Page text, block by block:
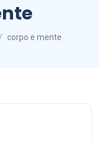
corpo e mente